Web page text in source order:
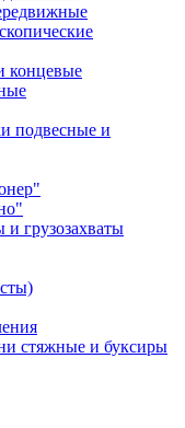
концевые
подвесные и
грузозахваты
стяжные и буксиры